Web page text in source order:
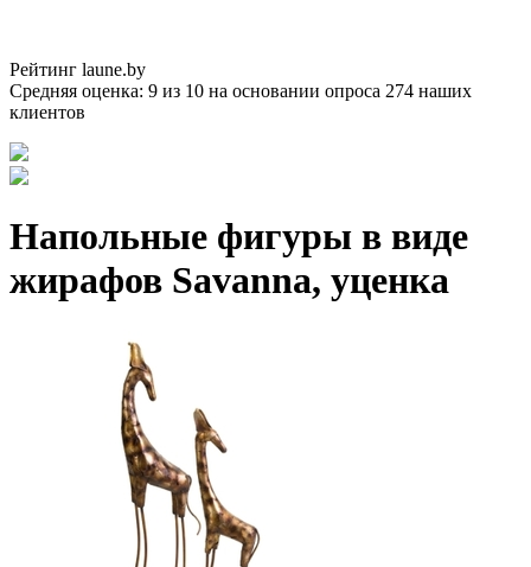
Рейтинг laune.by
Средняя оценка: 9 из 10 на основании опроса 274 наших
клиентов
Напольные фигуры в виде
жирафов Savanna, уценка